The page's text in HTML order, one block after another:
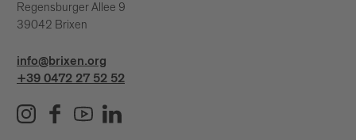
Regensburger Allee 9
39042 Brixen
info@brixen.org
+39 0472 27 52 52